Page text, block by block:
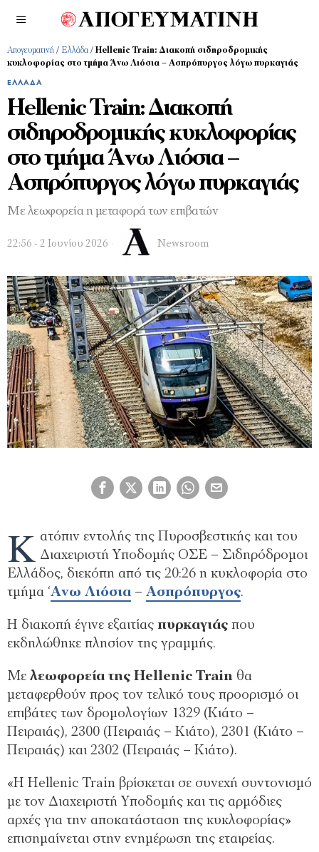
Απογευματινή / Ελλάδα / Hellenic Train: Διακοπή σιδηροδρομικής
κυκλοφορίας στο τμήμα Άνω Λιόσια – Ασπρόπυργος λόγω πυρκαγιάς
ΕΛΛΆΔΑ
Hellenic Train: Διακοπή
σιδηροδρομικής κυκλοφορίας
στο τμήμα Άνω Λιόσια –
Ασπρόπυργος λόγω πυρκαγιάς
Mε λεωφορεία η μεταφορά των επιβατών
22:56 - 2 Ιουνίου 2026 Newsroom
Κ ατόπιν εντολής της Πυροσβεστικής και του
Διαχειριστή Υποδομής ΟΣΕ – Σιδηρόδρομοι
Ελλάδος, διεκόπη από τις 20:26 η κυκλοφορία στο
τμήμα ‘Ανω Λιόσια – Ασπρόπυργος.
Η διακοπή έγινε εξαιτίας πυρκαγιάς που
εκδηλώθηκε πλησίον της γραμμής.
Με λεωφορεία της Hellenic Train θα
μεταφερθούν προς τον τελικό τους προορισμό οι
επιβάτες των δρομολογίων 1329 (Κιάτο –
Πειραιάς), 2300 (Πειραιάς – Κιάτο), 2301 (Κιάτο –
Πειραιάς) και 2302 (Πειραιάς – Κιάτο).
«Η Hellenic Train βρίσκεται σε συνεχή συντονισμό
με τον Διαχειριστή Υποδομής και τις αρμόδιες
αρχές για την αποκατάσταση της κυκλοφορίας»
επισημαίνεται στην ενημέρωση της εταιρείας.